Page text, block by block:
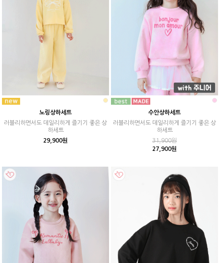
노링상하세트
러블리하면서도 데일리하게 즐기기 좋은 상
하세트
29,900원
수안상하세트
러블리하면서도 데일리하게 즐기기 좋은 상
하세트
31,900원
27,900원